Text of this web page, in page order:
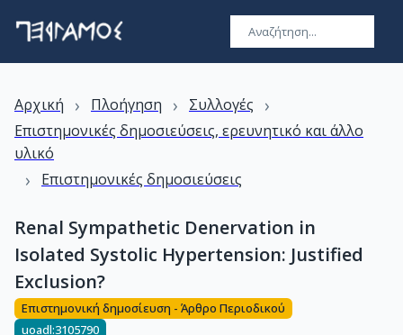
Αρχική › Πλοήγηση › Συλλογές ›
Επιστημονικές δημοσιεύσεις, ερευνητικό και άλλο
υλικό
› Επιστημονικές δημοσιεύσεις
Renal Sympathetic Denervation in
Isolated Systolic Hypertension: Justified
Exclusion?
Επιστημονική δημοσίευση - Άρθρο Περιοδικού
uoadl:3105790